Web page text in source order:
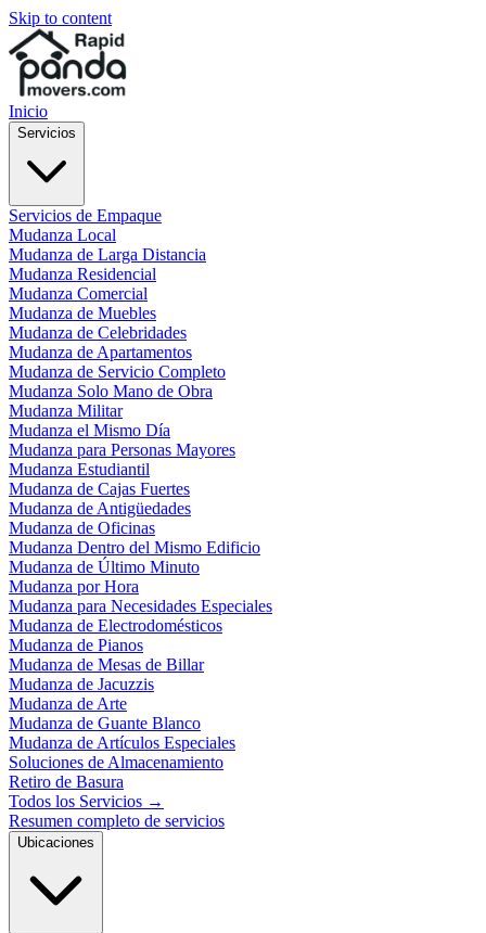
Skip to content
Inicio
Servicios
Servicios de Empaque
Mudanza Local
Mudanza de Larga Distancia
Mudanza Residencial
Mudanza Comercial
Mudanza de Muebles
Mudanza de Celebridades
Mudanza de Apartamentos
Mudanza de Servicio Completo
Mudanza Solo Mano de Obra
Mudanza Militar
Mudanza el Mismo Día
Mudanza para Personas Mayores
Mudanza Estudiantil
Mudanza de Cajas Fuertes
Mudanza de Antigüedades
Mudanza de Oficinas
Mudanza Dentro del Mismo Edificio
Mudanza de Último Minuto
Mudanza por Hora
Mudanza para Necesidades Especiales
Mudanza de Electrodomésticos
Mudanza de Pianos
Mudanza de Mesas de Billar
Mudanza de Jacuzzis
Mudanza de Arte
Mudanza de Guante Blanco
Mudanza de Artículos Especiales
Soluciones de Almacenamiento
Retiro de Basura
Todos los Servicios →
Resumen completo de servicios
Ubicaciones